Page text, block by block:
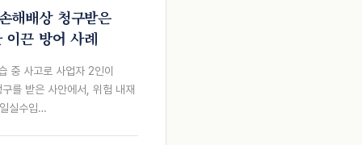
해배상 청구받은
끈 방어 사례
중 사고로 사업자 2인이
를 받은 사안에서, 위험 내재
실수입…